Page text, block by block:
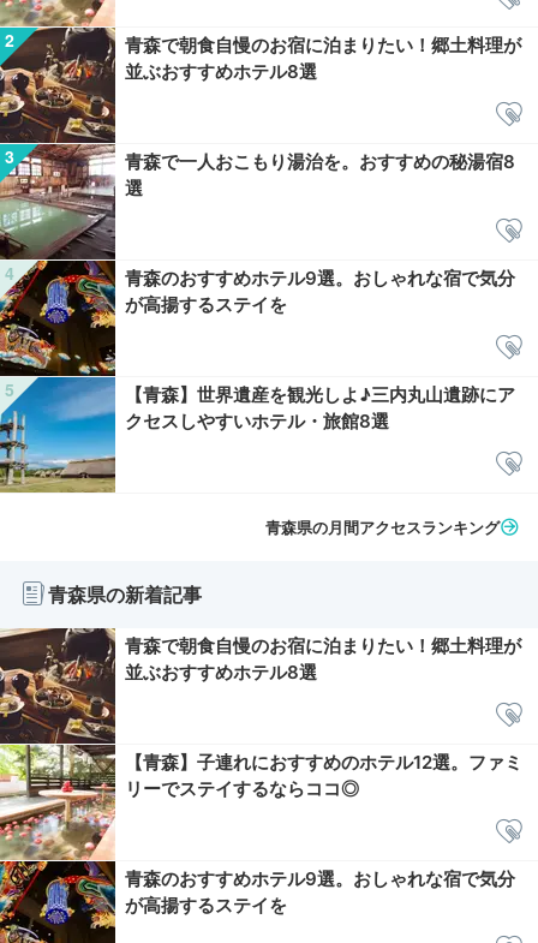
青森で朝食自慢のお宿に泊まりたい！郷土料理が
並ぶおすすめホテル8選
青森で一人おこもり湯治を。おすすめの秘湯宿8
選
青森のおすすめホテル9選。おしゃれな宿で気分
が高揚するステイを
【青森】世界遺産を観光しよ♪三内丸山遺跡にア
クセスしやすいホテル・旅館8選
青森県の月間アクセスランキング
青森県の新着記事
青森で朝食自慢のお宿に泊まりたい！郷土料理が
並ぶおすすめホテル8選
【青森】子連れにおすすめのホテル12選。ファミ
リーでステイするならココ◎
青森のおすすめホテル9選。おしゃれな宿で気分
が高揚するステイを